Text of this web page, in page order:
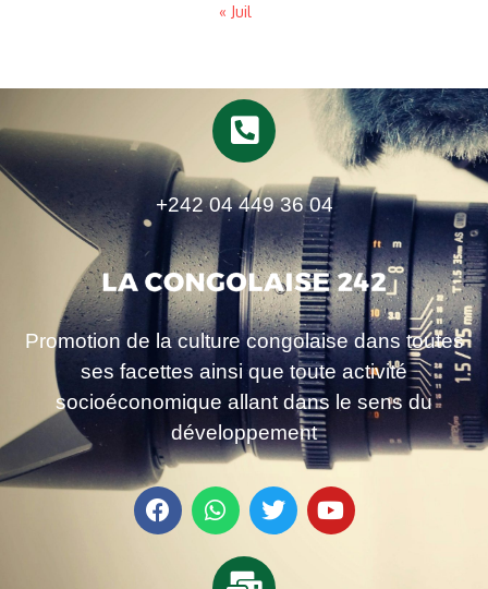
« Juil
+242 04 449 36 04
Promotion de la culture congolaise dans toutes
ses facettes ainsi que toute activité
socioéconomique allant dans le sens du
développement